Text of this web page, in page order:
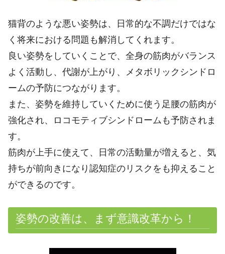
猫背のような悪い姿勢は、日常的な不調だけではな
く将来における問題も解消してくれます。
良い姿勢をしていくことで、全身の筋肉がバランス
よく活動し、代謝が上がり、メタボリックシンドロ
ームの予防につながります。
また、姿勢を維持していくために使う足腰の筋肉が
強化され、ロコモティブシンドロームも予防されま
す。
筋肉が上手に使えて、日常の活動量が増えると、気
持ちが前向きになり認知症のリスクをも抑えること
ができるのです。
姿勢の改善は、まず意識改革から！